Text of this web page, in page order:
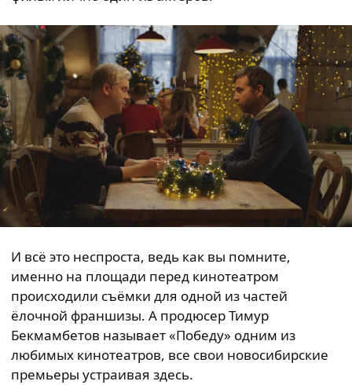
И всё это неспроста, ведь как вы помните,
именно на площади перед кинотеатром
происходили съёмки для одной из частей
ёлочной франшизы. А продюсер Тимур
Бекмамбетов называет «Победу» одним из
любимых кинотеатров, все свои новосибирские
премьеры устраивая здесь.